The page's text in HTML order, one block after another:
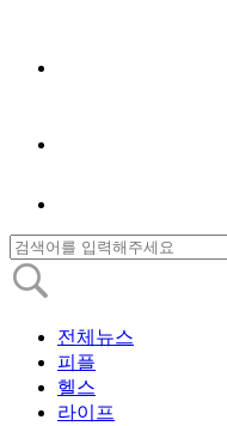
전체뉴스
피플
헬스
라이프